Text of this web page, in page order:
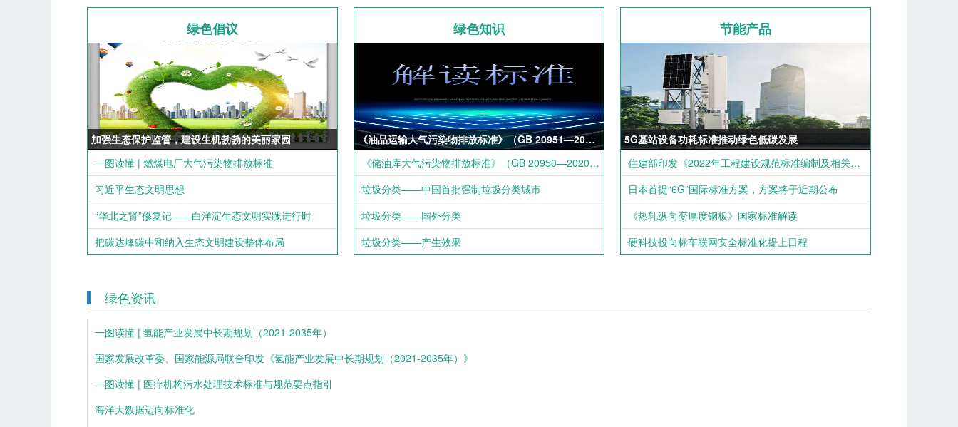
绿色倡议
加强生态保护监管，建设生机勃勃的美丽家园
一图读懂 | 燃煤电厂大气污染物排放标准
习近平生态文明思想
“华北之肾”修复记——白洋淀生态文明实践进行时
把碳达峰碳中和纳入生态文明建设整体布局
绿色知识
《油品运输大气污染物排放标准》（GB 20951—2020）解读
《储油库大气污染物排放标准》（GB 20950—2020）解读
垃圾分类——中国首批强制垃圾分类城市
垃圾分类——国外分类
垃圾分类——产生效果
节能产品
5G基站设备功耗标准推动绿色低碳发展
住建部印发《2022年工程建设规范标准编制及相关工作计划》
日本首提“6G”国际标准方案，方案将于近期公布
《热轧纵向变厚度钢板》国家标准解读
硬科技投向标车联网安全标准化提上日程
绿色资讯
一图读懂 | 氢能产业发展中长期规划（2021-2035年）
国家发展改革委、国家能源局联合印发《氢能产业发展中长期规划（2021-2035年）》
一图读懂 | 医疗机构污水处理技术标准与规范要点指引
海洋大数据迈向标准化